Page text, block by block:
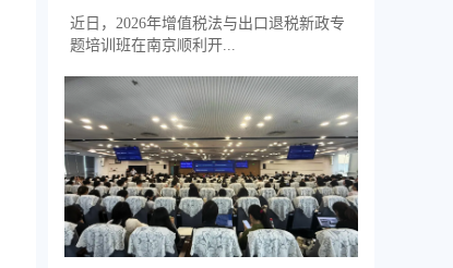
近日，2026年增值税法与出口退税新政专
题培训班在南京顺利开...